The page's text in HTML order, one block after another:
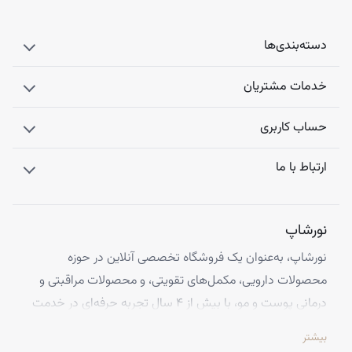
باشید.
محصول را قطع کنید.
تقویت سلامت کبد است. با ترکیب مواد گیاهی قاصدک، خار مریم،
سلامت عمومی بدن کمک می کند.
دسته‌بندی‌ها
خدمات مشتریان
حساب کاربری
ارتباط با ما
نورشاپ
نورشاپ، به‌عنوان یک فروشگاه تخصصی آنلاین در حوزه
محصولات دارویی، مکمل‌های تقویتی، و محصولات مراقبتی و
درمانی پوست و مو، با بیش از ۴ سال تجربه حرفه‌ای در خدمت
بیشتر